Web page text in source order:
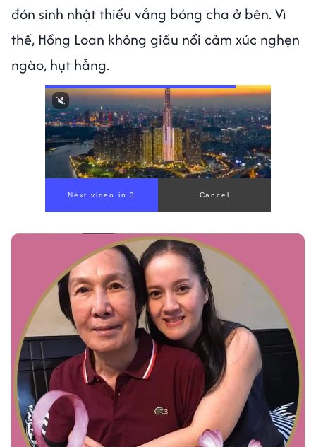
đón sinh nhật thiếu vắng bóng cha ở bên. Vì
thế, Hồng Loan không giấu nổi cảm xúc nghẹn
ngào, hụt hẫng.
00:00/ 01:05